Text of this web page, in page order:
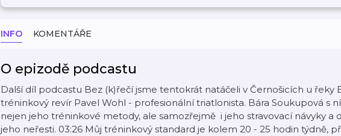
INFO KOMENTÁŘE
O epizodě podcastu
Další díl podcastu Bez (k)řečí jsme tentokrát natáčeli v Černošicích u řeky
tréninkový revír Pavel Wohl - profesionální triatlonista. Bára Soukupová s
nejen jeho tréninkové metody, ale samozřejmě i jeho stravovací návyky a
jeho neřesti. 03:26 Můj tréninkový standard je kolem 20 - 25 hodin týdně,